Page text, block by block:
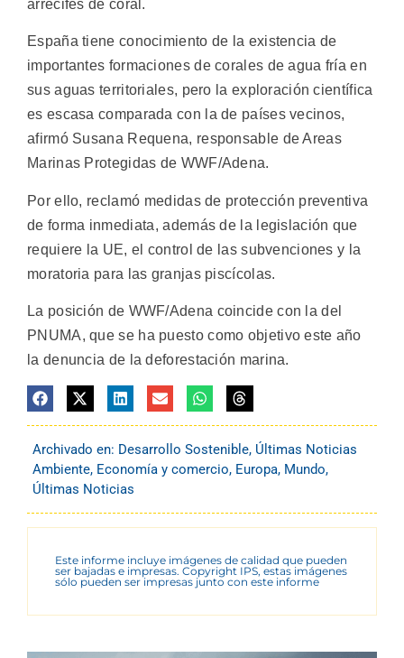
arrecifes de coral.
España tiene conocimiento de la existencia de
importantes formaciones de corales de agua fría en
sus aguas territoriales, pero la exploración científica
es escasa comparada con la de países vecinos,
afirmó Susana Requena, responsable de Areas
Marinas Protegidas de WWF/Adena.
Por ello, reclamó medidas de protección preventiva
de forma inmediata, además de la legislación que
requiere la UE, el control de las subvenciones y la
moratoria para las granjas piscícolas.
La posición de WWF/Adena coincide con la del
PNUMA, que se ha puesto como objetivo este año
la denuncia de la deforestación marina.
Archivado en: Desarrollo Sostenible, Últimas Noticias
Ambiente, Economía y comercio, Europa, Mundo,
Últimas Noticias
Este informe incluye imágenes de calidad que pueden
ser bajadas e impresas. Copyright IPS, estas imágenes
sólo pueden ser impresas junto con este informe